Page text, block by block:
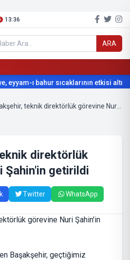
13:36
ARA
eyyam-ı bahur sıcaklarının etkisi altına
direktörlük
Şahin'in getirildi
Twitter WhatsApp
Başakşehir, geçtiğimiz